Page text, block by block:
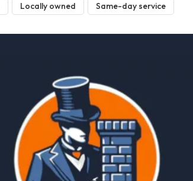
Locally owned Same-day service